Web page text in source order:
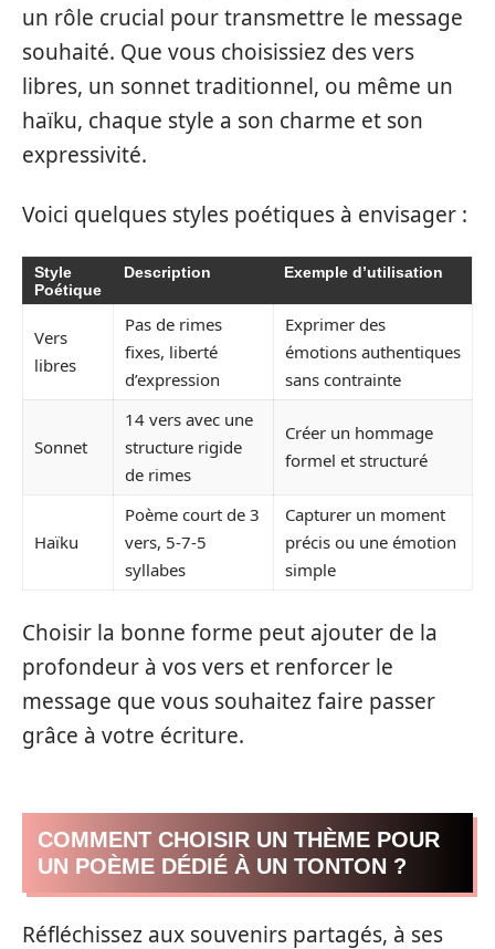
un rôle crucial pour transmettre le message
souhaité. Que vous choisissiez des vers
libres, un sonnet traditionnel, ou même un
haïku, chaque style a son charme et son
expressivité.
Voici quelques styles poétiques à envisager :
Style
Poétique
Description Exemple d’utilisation
Vers
libres
Pas de rimes
fixes, liberté
d’expression
Exprimer des
émotions authentiques
sans contrainte
Sonnet
14 vers avec une
structure rigide
de rimes
Créer un hommage
formel et structuré
Haïku
Poème court de 3
vers, 5-7-5
syllabes
Capturer un moment
précis ou une émotion
simple
Choisir la bonne forme peut ajouter de la
profondeur à vos vers et renforcer le
message que vous souhaitez faire passer
grâce à votre écriture.
COMMENT CHOISIR UN THÈME POUR
UN POÈME DÉDIÉ À UN TONTON ?
Réfléchissez aux souvenirs partagés, à ses